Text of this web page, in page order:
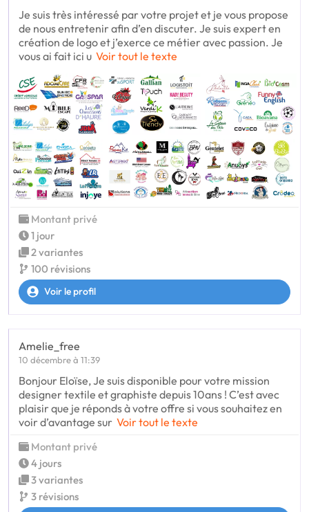
Je suis très intéressé par votre projet et je vous propose
de nous entretenir afin d’en discuter. Je suis expert en
création de logo et j’exerce ce métier avec passion. Je
vous ai fait ici u Voir tout le texte
Montant privé
1 jour
2 variantes
100 révisions
Voir le profil
Amelie_free
10 décembre à 11:39
Bonjour Eloïse, Je suis disponible pour votre mission
designer textile et graphiste depuis 10ans ! C’est avec
plaisir que je réponds à votre offre si vous souhaitez en
voir d’avantage sur Voir tout le texte
Montant privé
4 jours
3 variantes
3 révisions